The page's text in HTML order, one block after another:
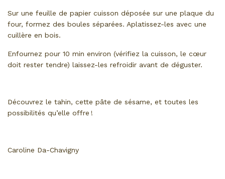
Sur une feuille de papier cuisson déposée sur une plaque du
four, formez des boules séparées. Aplatissez-les avec une
cuillère en bois.
Enfournez pour 10 min environ (vérifiez la cuisson, le cœur
doit rester tendre) laissez-les refroidir avant de déguster.
Découvrez le tahin, cette pâte de sésame, et toutes les
possibilités qu’elle offre !
Caroline Da-Chavigny